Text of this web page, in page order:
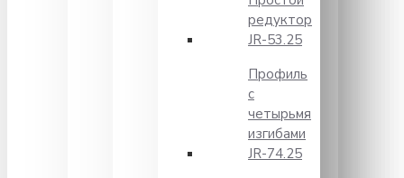
редуктор
JR-53.25
Профиль
с
четырьмя
изгибами
JR-74.25